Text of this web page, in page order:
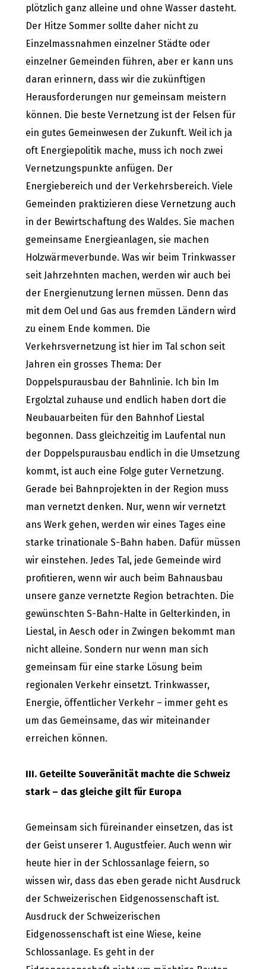
plötzlich ganz alleine und ohne Wasser dasteht.
Der Hitze Sommer sollte daher nicht zu
Einzelmassnahmen einzelner Städte oder
einzelner Gemeinden führen, aber er kann uns
daran erinnern, dass wir die zukünftigen
Herausforderungen nur gemeinsam meistern
können. Die beste Vernetzung ist der Felsen für
ein gutes Gemeinwesen der Zukunft. Weil ich ja
oft Energiepolitik mache, muss ich noch zwei
Vernetzungspunkte anfügen. Der
Energiebereich und der Verkehrsbereich. Viele
Gemeinden praktizieren diese Vernetzung auch
in der Bewirtschaftung des Waldes. Sie machen
gemeinsame Energieanlagen, sie machen
Holzwärmeverbunde. Was wir beim Trinkwasser
seit Jahrzehnten machen, werden wir auch bei
der Energienutzung lernen müssen. Denn das
mit dem Oel und Gas aus fremden Ländern wird
zu einem Ende kommen. Die
Verkehrsvernetzung ist hier im Tal schon seit
Jahren ein grosses Thema: Der
Doppelspurausbau der Bahnlinie. Ich bin Im
Ergolztal zuhause und endlich haben dort die
Neubauarbeiten für den Bahnhof Liestal
begonnen. Dass gleichzeitig im Laufental nun
der Doppelspurausbau endlich in die Umsetzung
kommt, ist auch eine Folge guter Vernetzung.
Gerade bei Bahnprojekten in der Region muss
man vernetzt denken. Nur, wenn wir vernetzt
ans Werk gehen, werden wir eines Tages eine
starke trinationale S-Bahn haben. Dafür müssen
wir einstehen. Jedes Tal, jede Gemeinde wird
profitieren, wenn wir auch beim Bahnausbau
unsere ganze vernetzte Region betrachten. Die
gewünschten S-Bahn-Halte in Gelterkinden, in
Liestal, in Aesch oder in Zwingen bekommt man
nicht alleine. Sondern nur wenn man sich
gemeinsam für eine starke Lösung beim
regionalen Verkehr einsetzt. Trinkwasser,
Energie, öffentlicher Verkehr – immer geht es
um das Gemeinsame, das wir miteinander
erreichen können.
III. Geteilte Souveränität machte die Schweiz
stark – das gleiche gilt für Europa
Gemeinsam sich füreinander einsetzen, das ist
der Geist unserer 1. Augustfeier. Auch wenn wir
heute hier in der Schlossanlage feiern, so
wissen wir, dass das eben gerade nicht Ausdruck
der Schweizerischen Eidgenossenschaft ist.
Ausdruck der Schweizerischen
Eidgenossenschaft ist eine Wiese, keine
Schlossanlage. Es geht in der